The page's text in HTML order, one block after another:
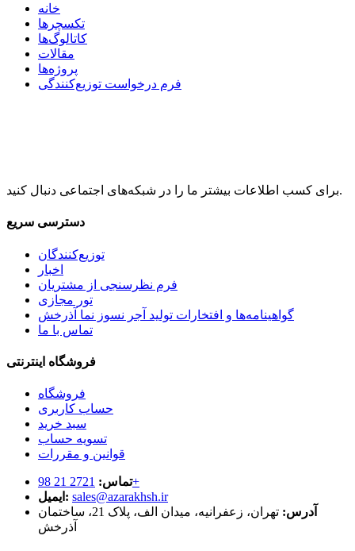
خانه
تکسچرها
کاتالوگ‌ها
مقالات
پروژه‌ها
فرم درخواست توزیع‌کنندگی
برای کسب اطلاعات بیشتر ما را در شبکه‌های اجتماعی دنبال کنید.
دسترسی سریع
توزیع‌کنندگان
اخبار
فرم نظرسنجی از مشتریان
تور مجازی
گواهینامه‌ها و افتخارات تولید آجر نسوز نما آذرخش
تماس با ما
فروشگاه اینترنتی
فروشگاه
حساب کاربری
سبد خرید
تسویه حساب
قوانین و مقررات
تماس:2721 21 98+
ایمیل: sales@azarakhsh.ir
آدرس:
تهران، زعفرانیه، میدان الف، پلاک 21، ساختمان
آذرخش